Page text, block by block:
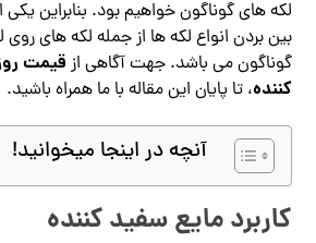
لکه های گوناگون خواهیم بود. بنابراین یکی
بین بردن انواع لکه ها از جمله لکه های
گوناگون می باشد. جهت آگاهی از قیمت
کننده، تا پایان این مقاله با ما همراه باشید.
آنچه در اینجا میخوانید!
کاربرد مایع سفید کننده